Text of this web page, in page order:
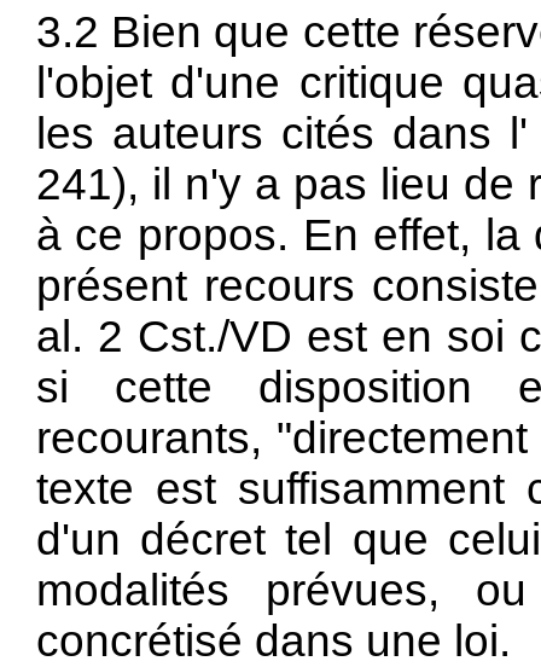
3.2 Bien que cette
l'objet d'une critique
les auteurs cités dans
241), il n'y a pas lieu de
à ce propos. En effet,
présent recours
al. 2 Cst./VD est en soi
si cette disposition
recourants,
texte est suffisamment
d'un décret tel que
modalités prévues,
concrétisé dans une loi.